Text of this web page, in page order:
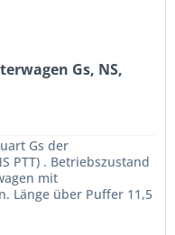
Gs, NS,
Gs der
PTT) . Betriebszustand
mit
Länge über Puffer 11,5